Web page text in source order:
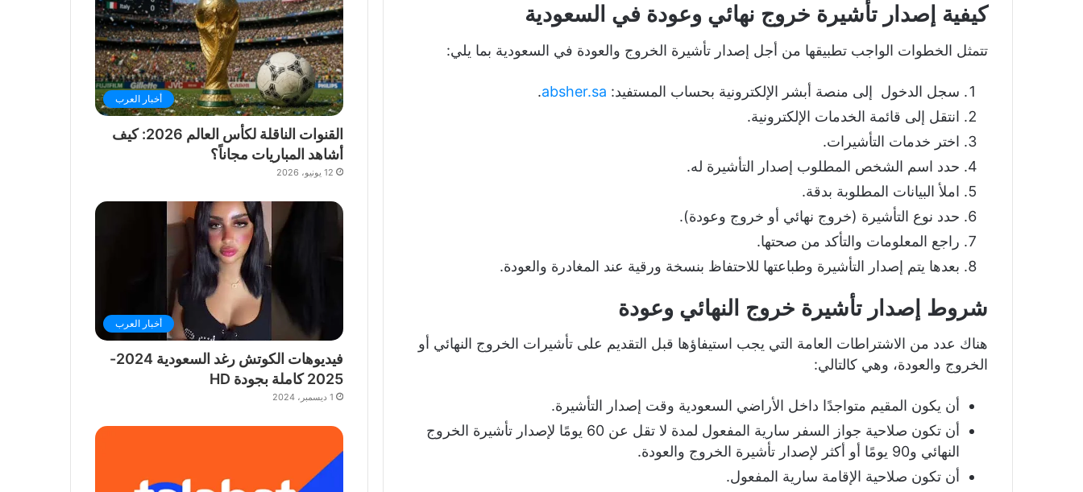
كيفية إصدار تأشيرة خروج نهائي وعودة في السعودية
تتمثل الخطوات الواجب تطبيقها من أجل إصدار تأشيرة الخروج والعودة في السعودية بما يلي:
سجل الدخول إلى منصة أبشر الإلكترونية بحساب المستفيد: absher.sa
.
انتقل إلى قائمة الخدمات الإلكترونية.
اختر خدمات التأشيرات.
حدد اسم الشخص المطلوب إصدار التأشيرة له.
املأ البيانات المطلوبة بدقة.
حدد نوع التأشيرة (خروج نهائي أو خروج وعودة).
راجع المعلومات والتأكد من صحتها.
بعدها يتم إصدار التأشيرة وطباعتها للاحتفاظ بنسخة ورقية عند المغادرة والعودة.
شروط إصدار تأشيرة خروج النهائي وعودة
هناك عدد من الاشتراطات العامة التي يجب استيفاؤها قبل التقديم على تأشيرات الخروج النهائي أو
الخروج والعودة، وهي كالتالي:
أن يكون المقيم متواجدًا داخل الأراضي السعودية وقت إصدار التأشيرة.
أن تكون صلاحية جواز السفر سارية المفعول لمدة لا تقل عن 60 يومًا لإصدار تأشيرة الخروج
النهائي و90 يومًا أو أكثر لإصدار تأشيرة الخروج والعودة.
أن تكون صلاحية الإقامة سارية المفعول.
أخبار العرب
القنوات الناقلة لكأس العالم 2026: كيف
أشاهد المباريات مجاناً؟
12 يونيو، 2026
أخبار العرب
فيديوهات الكوتش رغد السعودية 2024-
2025 كاملة بجودة HD
1 ديسمبر، 2024